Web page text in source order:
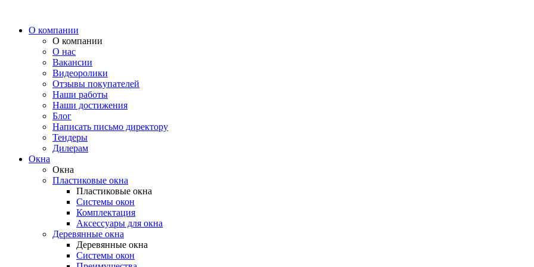
О компании
О компании
О нас
Вакансии
Видеоролики
Отзывы покупателей
Наши работы
Наши достижения
Блог
Написать письмо директору
Тендеры
Дилерам
Окна
Окна
Пластиковые окна
Пластиковые окна
Системы окон
Комплектация
Аксессуары для окна
Деревянные окна
Деревянные окна
Системы окон